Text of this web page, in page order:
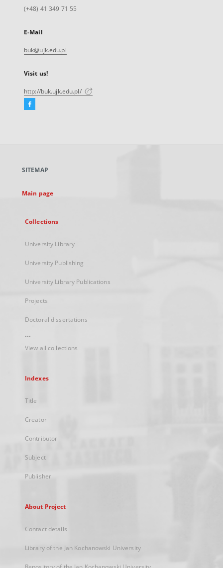
(+48) 41 349 71 55
E-Mail
buk@ujk.edu.pl
Visit us!
http://buk.ujk.edu.pl/
Facebook
new
SITEMAP
Main page
Collections
University Library
University Publishing
University Library Publications
Projects
Doctoral dissertations
...
View all collections
Indexes
Title
Creator
Contributor
Subject
Publisher
About Project
Contact details
Library of the Jan Kochanowski University